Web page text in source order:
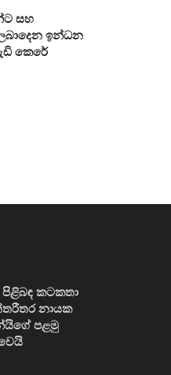
සහ
ඉන්ධන
කෙරේ
කටකතා
නායක
පළමු